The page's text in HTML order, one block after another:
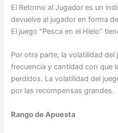
El Retorno al Jugador es un
devuelve al jugador en forma
El juego "Pesca en el Hielo"
Por otra parte, la volatilidad del
frecuencia y cantidad con que
perdidos. La volatilidad del
por las recompensas grandes.
Rango de Apuesta